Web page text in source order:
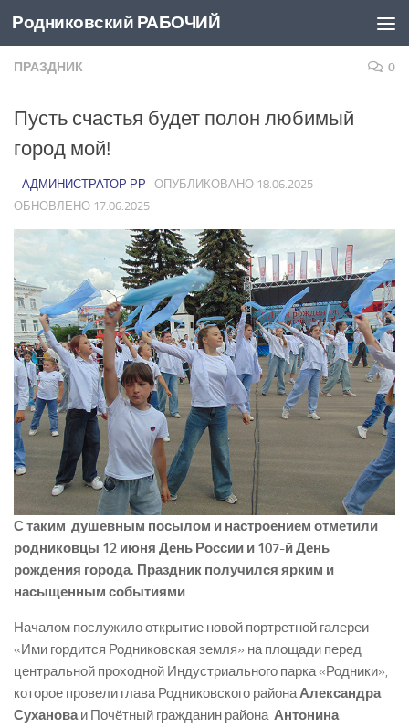
Перейти к содержимому
Родниковский РАБОЧИЙ
ПРАЗДНИК 0
Пусть счастья будет полон любимый
город мой!
- АДМИНИСТРАТОР РР · ОПУБЛИКОВАНО 18.06.2025 ·
ОБНОВЛЕНО 17.06.2025
С таким душевным посылом и настроением отметили
родниковцы 12 июня День России и 107-й День
рождения города. Праздник получился ярким и
насыщенным событиями
Началом послужило открытие новой портретной галереи
«Ими гордится Родниковская земля» на площади перед
центральной проходной Индустриального парка «Родники»,
которое провели глава Родниковского районаАлександра
Сухановаи Почётный гражданин района Антонина